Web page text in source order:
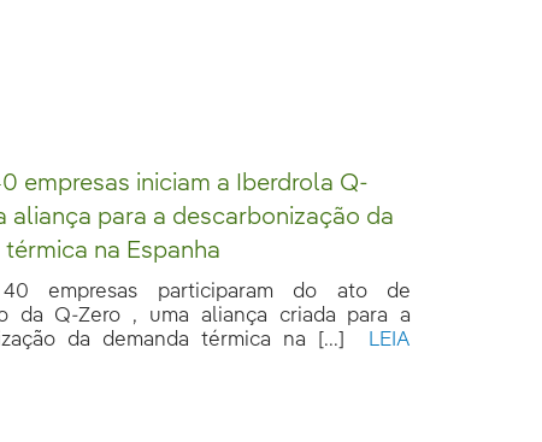
empresas iniciam a Iberdrola Q-
aliança para a descarbonização da
na Espanha
empresas participaram do ato de
da Q-Zero , uma aliança criada para a
da demanda térmica na [...]
LEIA